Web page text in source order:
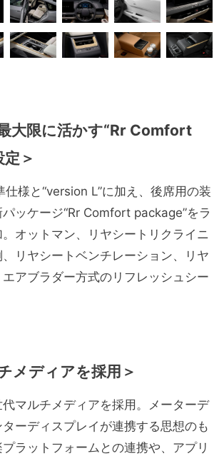
大限に活かす“Rr Comfort
＞
仕様と“version L”に加え、後席用の装
ッケージ“Rr Comfort package”をラ
オットマン、リヤシートリクライニ
リヤシートベンチレーション、リヤ
アブラダー方式のリフレッシュシー
メディアを採用＞
マルチメディアを採用。メーターデ
ーディスプレイ が連携する思想のも
ラットフォームとの連携や、アプリ